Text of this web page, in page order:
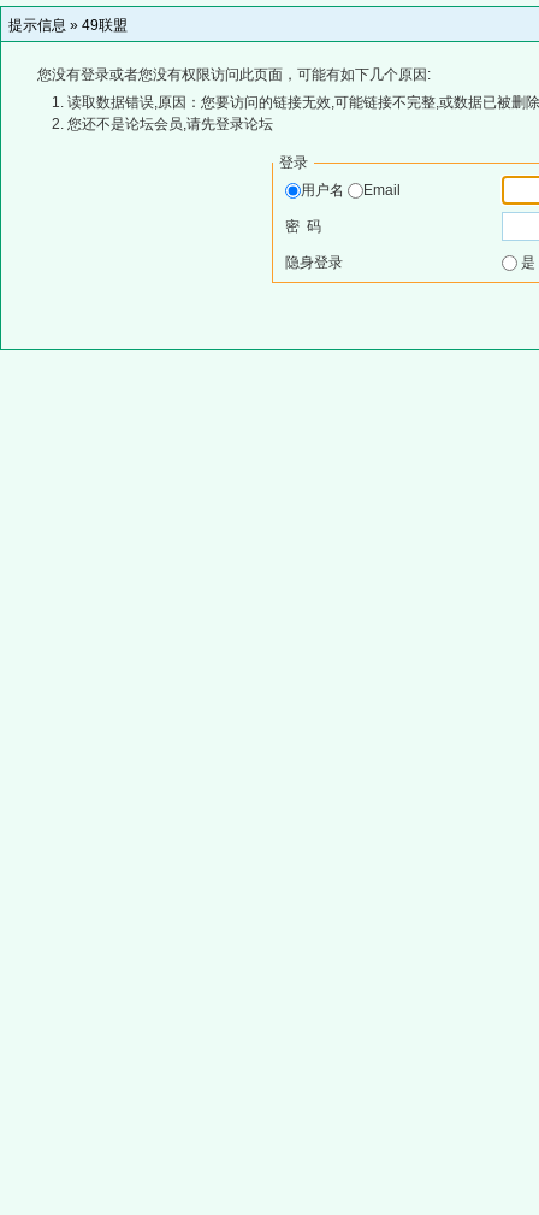
提示信息 » 49联盟
您没有登录或者您没有权限访问此页面，可能有如下几个原因:
读取数据错误,原因：您要访问的链接无效,可能链接不完整,或数据已被删
您还不是论坛会员,请先登录论坛
登录
用户名
Email
密 码
隐身登录